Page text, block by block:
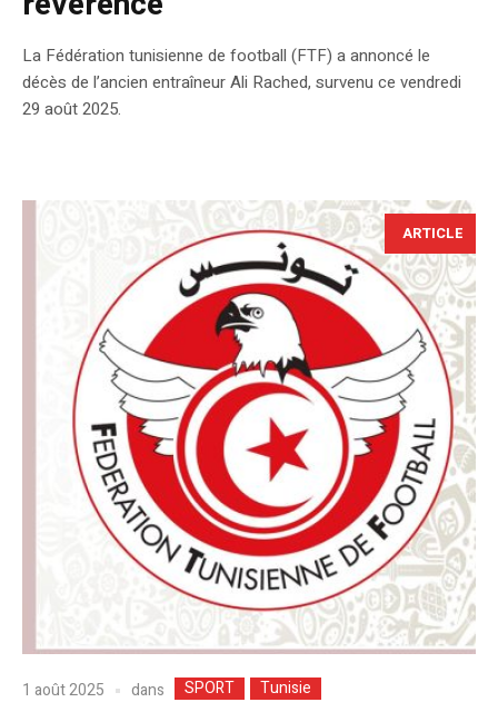
La Fédération tunisienne de football (FTF) a annoncé le
décès de l’ancien entraîneur Ali Rached, survenu ce vendredi
29 août 2025.
ARTICLE
1 août 2025 dans SPORT Tunisie